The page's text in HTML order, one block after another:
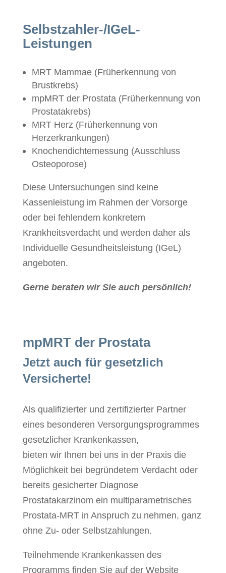
Selbstzahler-/IGeL-
Leistungen
MRT Mammae (Früherkennung von
Brustkrebs)
mpMRT der Prostata (Früherkennung von
Prostatakrebs)
MRT Herz (Früherkennung von
Herzerkrankungen)
Knochendichtemessung (Ausschluss
Osteoporose)
Diese Untersuchungen sind keine
Kassenleistung im Rahmen der Vorsorge
oder bei fehlendem konkretem
Krankheitsverdacht und werden daher als
Individuelle Gesundheitsleistung (IGeL)
angeboten.
Gerne beraten wir Sie auch persönlich!
mpMRT der Prostata
Jetzt auch für gesetzlich
Versicherte!
Als qualifizierter und zertifizierter Partner
eines besonderen Versorgungsprogrammes
gesetzlicher Krankenkassen,
bieten wir Ihnen bei uns in der Praxis die
Möglichkeit bei begründetem Verdacht oder
bereits gesicherter Diagnose
Prostatakarzinom ein multiparametrisches
Prostata-MRT in Anspruch zu nehmen, ganz
ohne Zu- oder Selbstzahlungen.
Teilnehmende Krankenkassen des
Programms finden Sie auf der Website